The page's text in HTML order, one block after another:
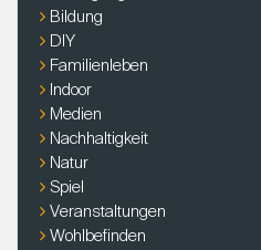
: Bildung
DIY
Familienleben
Indoor
Medien
Nachhaltigkeit
Natur
Spiel
Veranstaltungen
Wohlbefinden